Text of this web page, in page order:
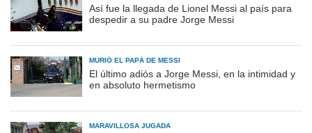
Así fue la llegada de Lionel Messi al país para
despedir a su padre Jorge Messi
MURIÓ EL PAPÁ DE MESSI
El último adiós a Jorge Messi, en la intimidad y
en absoluto hermetismo
MARAVILLOSA JUGADA